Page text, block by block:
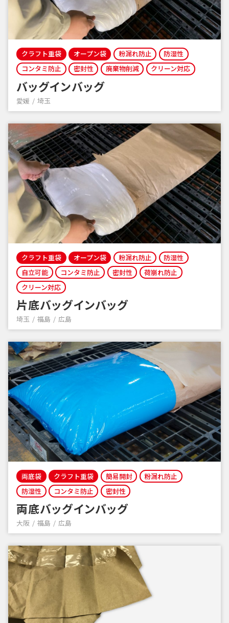
クラフト重袋 オープン袋 粉漏れ防止
防湿性
コンタミ防止
密封性 廃棄物削減 クリーン対応
バッグインバッグ
愛媛 埼玉
クラフト重袋 オープン袋 粉漏れ防止
防湿性
自立可能
コンタミ防止 密封性
荷崩れ防止
クリーン対応
片底バッグインバッグ
埼玉 福島 広島
両底袋 クラフト重袋 簡易開封
粉漏れ防止
防湿性
コンタミ防止 密封性
両底バッグインバッグ
大阪 福島 広島